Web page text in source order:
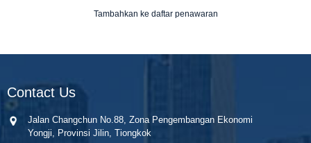
Tambahkan ke daftar penawaran
Contact Us
Jalan Changchun No.88, Zona Pengembangan Ekonomi
Yongji, Provinsi Jilin, Tiongkok